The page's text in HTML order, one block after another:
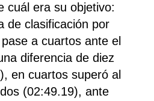
cuál era su objetivo:
de clasificación por
a cuartos ante el
diferencia de diez
en cuartos superó al
(02:49.19), ante